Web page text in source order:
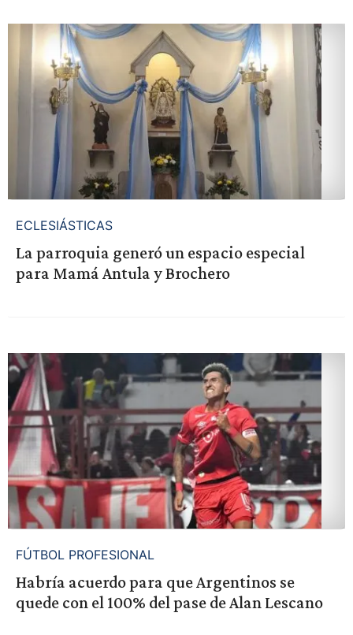
ECLESIÁSTICAS
La parroquia generó un espacio especial
para Mamá Antula y Brochero
FÚTBOL PROFESIONAL
Habría acuerdo para que Argentinos se
quede con el 100% del pase de Alan Lescano